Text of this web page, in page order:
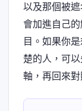
以及那個被
會加進自己
目。如果你
楚的人，可
軸，再回來